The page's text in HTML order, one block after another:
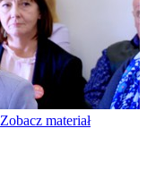
Zobacz materiał